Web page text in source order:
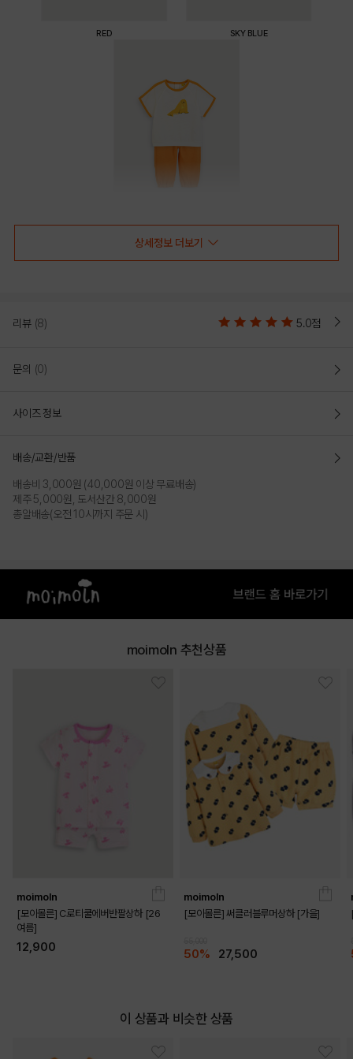
RED SKY BLUE
ORANGE
상세정보 더보기
리뷰 (8) 5.0점
문의 (0)
사이즈 정보
배송/교환/반품
배송비 3,000원 (40,000원 이상 무료배송)
제주 5,000원, 도서산간 8,000원
총알배송(오전 10시까지 주문 시)
moimoln 추천상품
moimoln
[모이몰른] C로티쿨에버반팔상하 [26
여름]
12,900
moimoln
[모이몰른] 써클러블루머상하 [가을]
50% 27,500
이 상품과 비슷한 상품